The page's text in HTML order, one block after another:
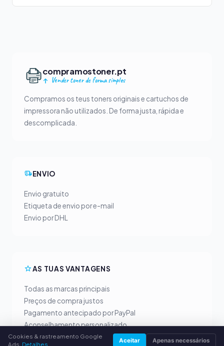
compramostoner.pt
Vender toner de forma simples
Compramos os teus toners originais e cartuchos de
impressora não utilizados. De forma justa, rápida e
descomplicada.
ENVIO
Envio gratuito
Etiqueta de envio por e-mail
Envio por DHL
AS TUAS VANTAGENS
Todas as marcas principais
Preços de compra justos
Pagamento antecipado por PayPal
Aconselhamento personalizado
Cookies & rastreamento Google
Ads. Detalhes Aceitar Apenas necessários